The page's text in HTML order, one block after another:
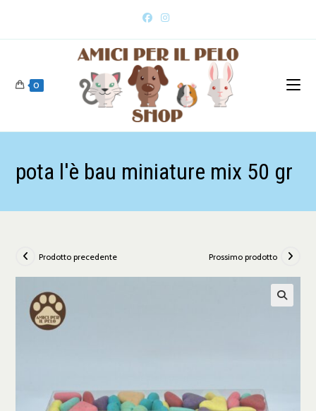
0
pota l'è bau miniature mix 50 gr
Prodotto precedente Prossimo prodotto